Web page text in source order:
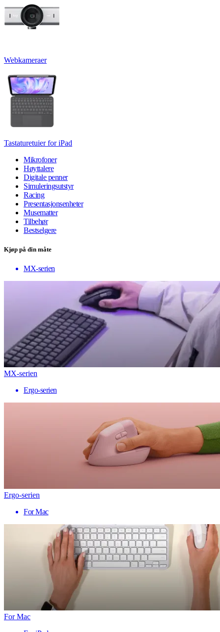
Webkameraer
Tastaturetuier for iPad
Mikrofoner
Høyttalere
Digitale penner
Simuleringsutstyr
Racing
Presentasjonsenheter
Musematter
Tilbehør
Bestselgere
Kjøp på din måte
MX-serien
MX-serien
Ergo-serien
Ergo-serien
For Mac
For Mac